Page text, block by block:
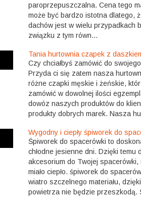
paroprzepuszczalna. Cena tego
może być bardzo istotna dlatego,
dachów jest w wielu przypadkach
związku z tym równ...
Tania hurtownia czapek z
Czy chciałbyś zamówić do
Przyda ci się zatem nasza
różne czapki męskie i żeńskie,
zamówić w dowolnej ilości
dowóz naszych produktów do
produkty dobrych marek. Nasza
Wygodny i ciepły śpiworek do
Śpiworek do spacerówki to
chłodne jesienne dni. Dzięki temu
akcesorium do Twojej
miało ciepło. śpiworek do
wiatro szczelnego materiału,
powietrza nie będzie przeszkodą.